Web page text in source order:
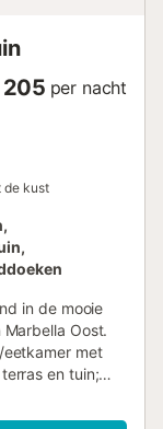
per nacht
de kust
in de mooie
Oost.
met
en tuin;
en